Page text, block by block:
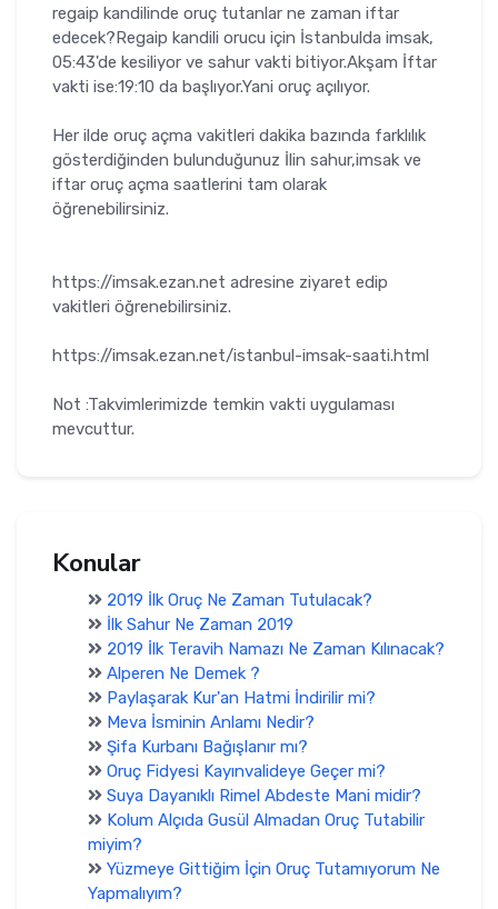
regaip kandilinde oruç tutanlar ne zaman iftar
edecek?Regaip kandili orucu için İstanbulda imsak,
05:43'de kesiliyor ve sahur vakti bitiyor.Akşam İftar
vakti ise:19:10 da başlıyor.Yani oruç açılıyor.
Her ilde oruç açma vakitleri dakika bazında farklılık
gösterdiğinden bulunduğunuz İlin sahur,imsak ve
iftar oruç açma saatlerini tam olarak
öğrenebilirsiniz.
https://imsak.ezan.net adresine ziyaret edip
vakitleri öğrenebilirsiniz.
https://imsak.ezan.net/istanbul-imsak-saati.html
Not :Takvimlerimizde temkin vakti uygulaması
mevcuttur.
Konular
2019 İlk Oruç Ne Zaman Tutulacak?
İlk Sahur Ne Zaman 2019
2019 İlk Teravih Namazı Ne Zaman Kılınacak?
Alperen Ne Demek ?
Paylaşarak Kur'an Hatmi İndirilir mi?
Meva İsminin Anlamı Nedir?
Şifa Kurbanı Bağışlanır mı?
Oruç Fidyesi Kayınvalideye Geçer mi?
Suya Dayanıklı Rimel Abdeste Mani midir?
Kolum Alçıda Gusül Almadan Oruç Tutabilir
miyim?
Yüzmeye Gittiğim İçin Oruç Tutamıyorum Ne
Yapmalıyım?